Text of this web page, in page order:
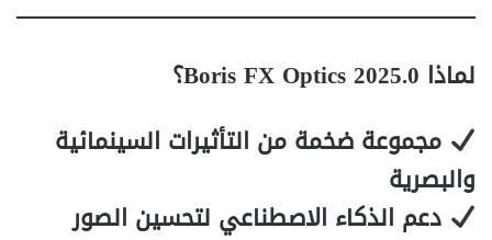
لماذا Boris FX Optics 2025.0؟
مجموعة ضخمة من التأثيرات السينمائية
والبصرية
دعم الذكاء الاصطناعي لتحسين الصور